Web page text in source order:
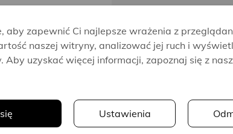
33.93 zł 49.90 zł
aby zapewnić Ci najlepsze wrażenia z
naszej witryny, analizować jej ruch i
Aby uzyskać więcej informacji, zapoznaj się z
Ustawienia